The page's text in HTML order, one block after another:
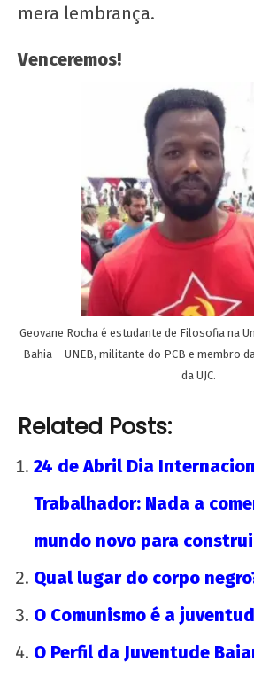
mera lembrança.
Venceremos!
Geovane Rocha é estudante de Filosofia na
Bahia – UNEB, militante do PCB e membro
da UJC.
Related Posts:
24 de Abril Dia
Trabalhador: Nada a
mundo novo para
Qual lugar do corpo
O Comunismo é a
O Perfil da Juventude